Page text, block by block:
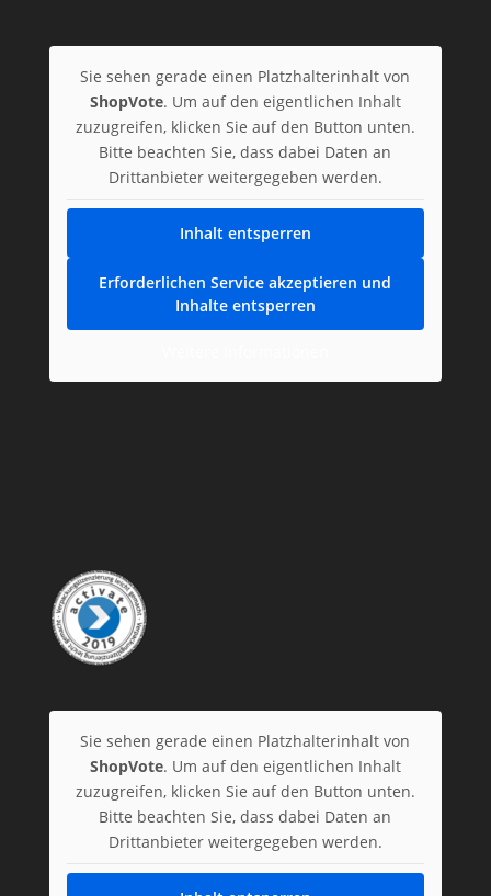
Sie sehen gerade einen Platzhalterinhalt von
ShopVote. Um auf den eigentlichen Inhalt
zuzugreifen, klicken Sie auf den Button unten.
Bitte beachten Sie, dass dabei Daten an
Drittanbieter weitergegeben werden.
Inhalt entsperren
Erforderlichen Service akzeptieren und
Inhalte entsperren
Sie sehen gerade einen Platzhalterinhalt von
ShopVote. Um auf den eigentlichen Inhalt
zuzugreifen, klicken Sie auf den Button unten.
Bitte beachten Sie, dass dabei Daten an
Drittanbieter weitergegeben werden.